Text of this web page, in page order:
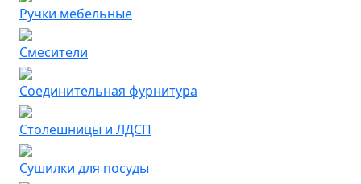
Ручки мебельные
Смесители
Соединительная фурнитура
Столешницы и ЛДСП
Сушилки для посуды